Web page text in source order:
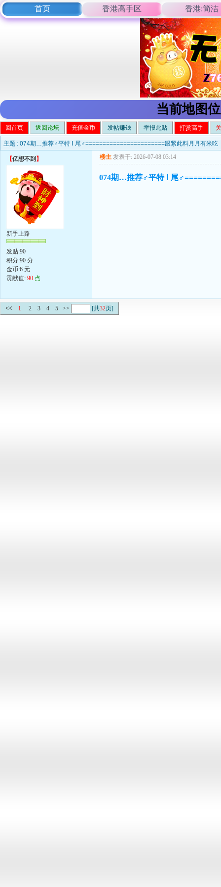
首页 香港高手区 香港:简洁
当前地图
回首页 返回论坛 充值金币 发帖赚钱 举报此贴 打赏高手
主题 : 074期…推荐♂平特 Ⅰ 尾♂=======================跟紧此料月月有米吃
【亿想不到 】
新手上路
发贴:90
积分:90 分
金币:6 元
贡献值: 90 点
楼主 发表于: 2026-07-08 03:14
074期…推荐♂平特 Ⅰ 尾
<< 1 2 3 4 5 >> [共32页]